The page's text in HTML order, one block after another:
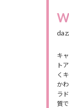
キ
ト
く
か
ラ
質